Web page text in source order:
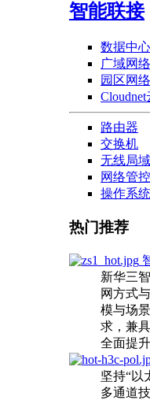
智能联接
数据中
广域网络
园区网络
路由器
交换机
无线局
网络管
操作系统
热门推荐
新华三
网方式
模与场
求，兼
全面提
坚持“以
多通道